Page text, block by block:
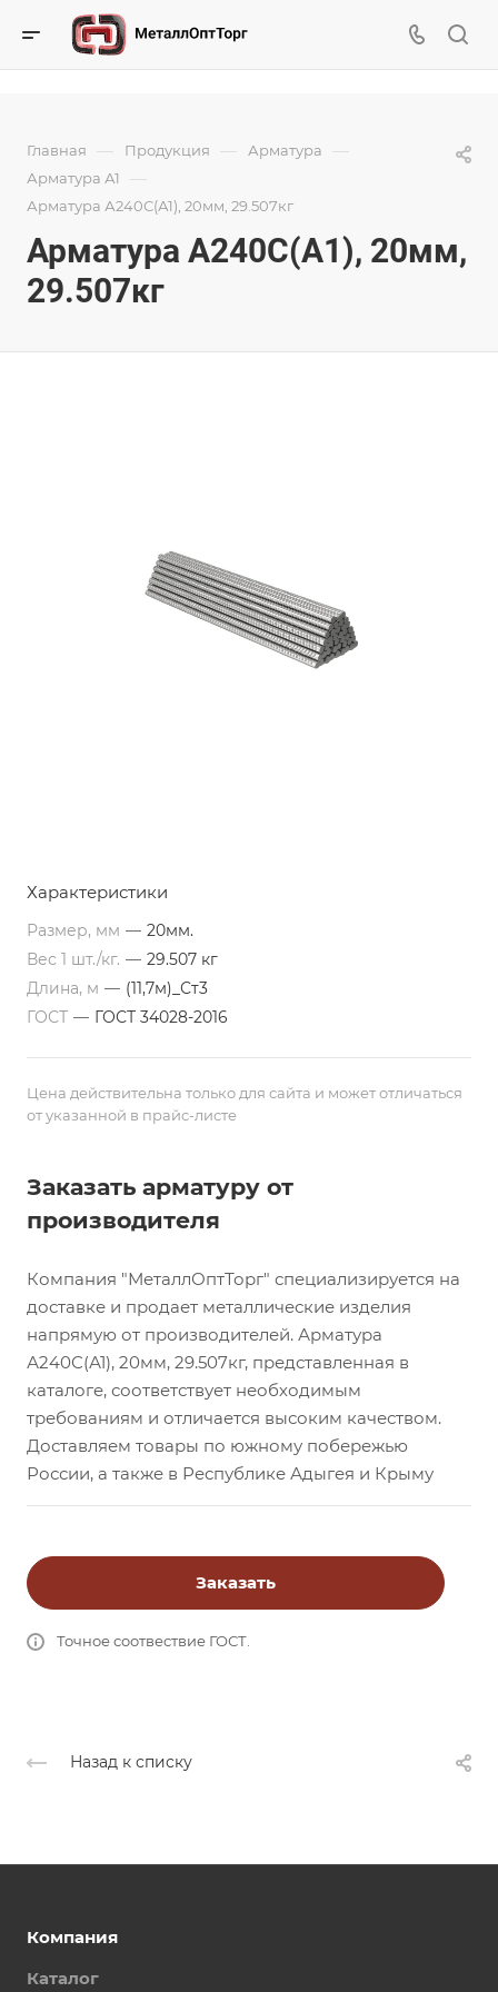
Главная — Продукция — Арматура —
Арматура А1 —
Арматура А240С(А1), 20мм, 29.507кг
Арматура А240С(А1), 20мм,
29.507кг
Характеристики
Размер, мм — 20мм.
Вес 1 шт./кг. — 29.507 кг
Длина, м — (11,7м)_Ст3
ГОСТ — ГОСТ 34028-2016
Цена действительна только для сайта и может отличаться
от указанной в прайс-листе
Заказать арматуру от
производителя
Компания "МеталлОптТорг" специализируется на
доставке и продает металлические изделия
напрямую от производителей. Арматура
А240С(А1), 20мм, 29.507кг, представленная в
каталоге, соответствует необходимым
требованиям и отличается высоким качеством.
Доставляем товары по южному побережью
России, а также в Республике Адыгея и Крыму
Заказать
Точное соотвествие ГОСТ.
Назад к списку
Компания
Каталог